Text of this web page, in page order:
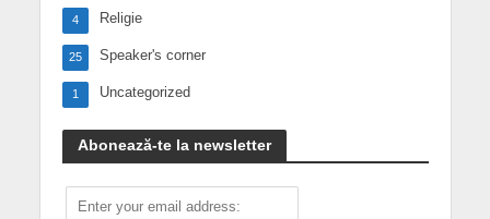
Religie
4
Speaker's corner
25
Uncategorized
1
Abonează-te la newsletter